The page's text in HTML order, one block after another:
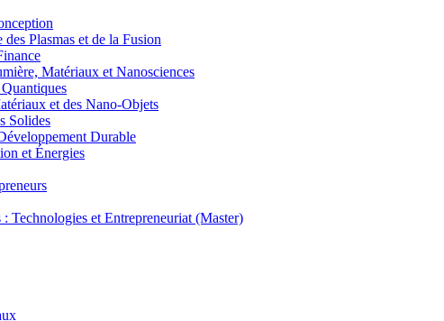
Plasmas et de la Fusion
Matériaux et Nanosciences
et des Nano-Objets
Solides
Durable
et Énergies
Technologies et Entrepreneuriat (Master)